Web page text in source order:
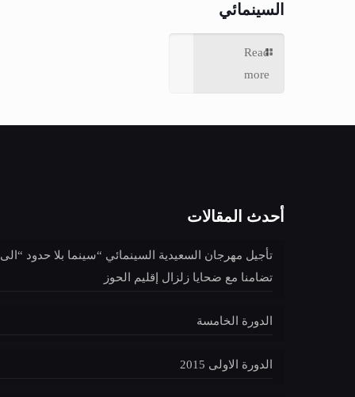
السينمائي
Read
more
أحدث المقالات
تأجيل مهرجان السعيدية السينمائي “سينما بلا حدود
تضامنا مع ضحايا زلزال إقليم الحوز
الدورة الخامسة
الدورة الاولى 2015